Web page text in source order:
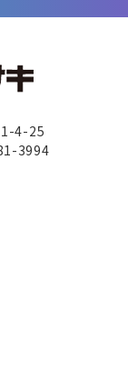
1-4-25
3994